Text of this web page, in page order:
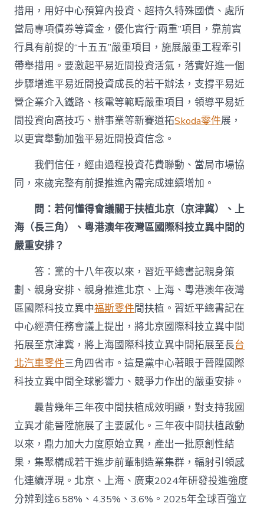
措用，用好中心預算內投資、超持久特殊國債、處所
當局專項債券等資金，優化實行“兩重”項目，靠前實
行具有前提的“十五五”嚴重項目，施展嚴重工程牽引
帶舉措用。要激起平易近間投資活氣，落實好進一個
步驟增進平易近間投資成長的若干辦法，支撐平易近
營企業介入鐵路、核電等範疇嚴重項目，領導平易近
間投資向高技巧、辦事業等新賽道拓Skoda零件展，
以更實舉動加強平易近間投資信念。
我們信任，經由過程投資花費聯動、當局市場協
同，來歲完整有前提推進內需完成連續增加。
問：若何懂得會議關于扶植北京（京津冀）、上
海（長三角）、粵港澳年夜灣區國際科技立異中間的
嚴重安排？
答：黨的十八年夜以來，習近平總書記親身策
劃、親身安排、親身推進北京、上海、粵港澳年夜灣
區國際科技立異中福斯零件間扶植。習近平總書記在
中心經濟任務會議上提出，將北京國際科技立異中間
拓展至京津冀，將上海國際科技立異中間拓展至長台
北汽車零件三角四省市。這是黨中心著眼于晉陞國際
科技立異中間全球影響力、競爭力作出的嚴重安排。
曩昔幾年三年夜中間扶植成效明顯，對支持我國
立異才能晉陞施展了主要感化。三年夜中間扶植啟動
以來，鼎力加大力度原始立異，產出一批原創性結
果，集聚構成若干進步前輩制造業集群，輻射引領感
化連續浮現。北京、上海、廣東2024年研發投進強度
分辨到達6.58%、4.35%、3.6%。2025年全球百強立